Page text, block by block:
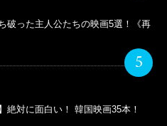
破った主人公たちの映画5選！《再
5
絶対に面白い！ 韓国映画35本！